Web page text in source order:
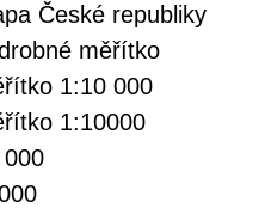
České republiky
měřítko
1:10 000
1:10000
000